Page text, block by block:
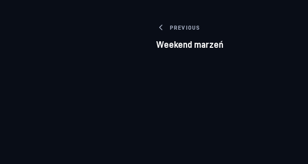
Nawigacja wpisu
PREVIOUS
Weekend marzeń